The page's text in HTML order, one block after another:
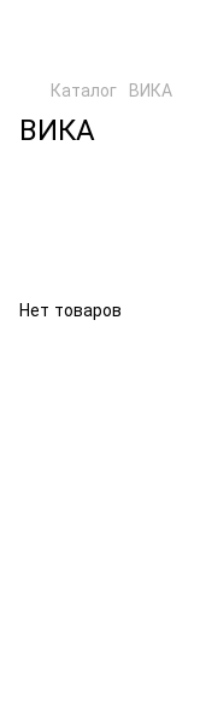
Каталог ВИКА
ВИКА
Нет товаров